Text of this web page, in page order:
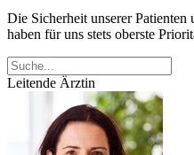
Die Sicherheit unserer Patienten
haben für uns stets oberste
Leitende Ärztin